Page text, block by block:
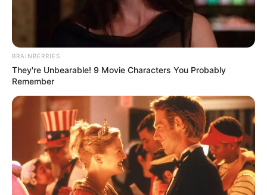
BRAINBERRIES
They're Unbearable! 9 Movie Characters You Probably
Remember